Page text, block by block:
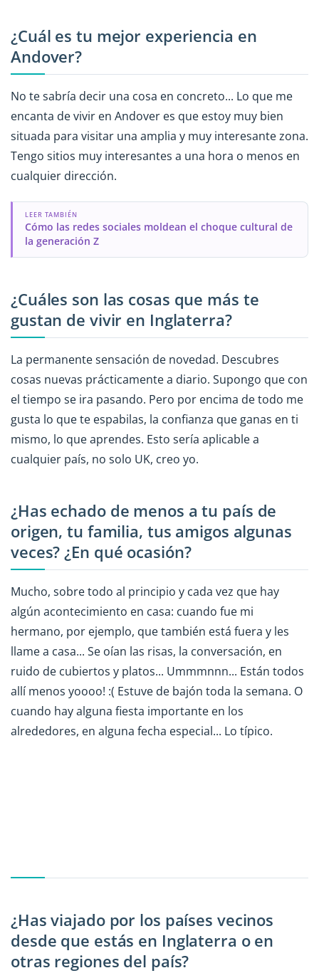
¿Cuál es tu mejor experiencia en
Andover?
No te sabría decir una cosa en concreto... Lo que me
encanta de vivir en Andover es que estoy muy bien
situada para visitar una amplia y muy interesante zona.
Tengo sitios muy interesantes a una hora o menos en
cualquier dirección.
LEER TAMBIÉN
Cómo las redes sociales moldean el choque cultural de
la generación Z
¿Cuáles son las cosas que más te
gustan de vivir en Inglaterra?
La permanente sensación de novedad. Descubres
cosas nuevas prácticamente a diario. Supongo que con
el tiempo se ira pasando. Pero por encima de todo me
gusta lo que te espabilas, la confianza que ganas en ti
mismo, lo que aprendes. Esto sería aplicable a
cualquier país, no solo UK, creo yo.
¿Has echado de menos a tu país de
origen, tu familia, tus amigos algunas
veces? ¿En qué ocasión?
Mucho, sobre todo al principio y cada vez que hay
algún acontecimiento en casa: cuando fue mi
hermano, por ejemplo, que también está fuera y les
llame a casa... Se oían las risas, la conversación, en
ruido de cubiertos y platos... Ummmnnn... Están todos
allí menos yoooo! :( Estuve de bajón toda la semana. O
cuando hay alguna fiesta importante en los
alrededores, en alguna fecha especial... Lo típico.
¿Has viajado por los países vecinos
desde que estás en Inglaterra o en
otras regiones del país?